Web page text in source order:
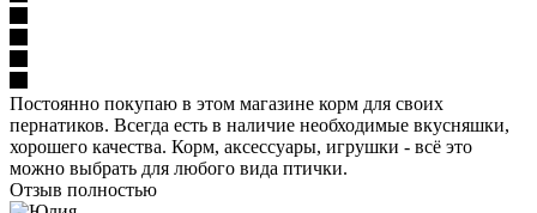
Постоянно покупаю в этом магазине корм для своих
пернатиков. Всегда есть в наличие необходимые вкусняшки,
хорошего качества. Корм, аксессуары, игрушки - всё это
можно выбрать для любого вида птички.
Отзыв полностью